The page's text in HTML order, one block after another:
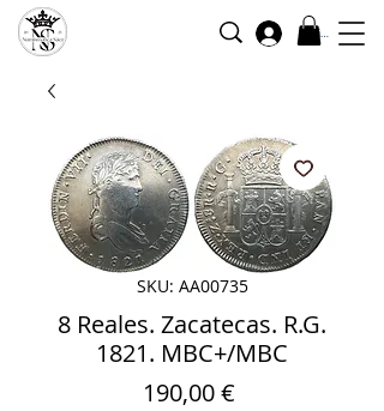
Iniciar sesión
SKU: AA00735
8 Reales. Zacatecas. R.G.
1821. MBC+/MBC
190,00 €